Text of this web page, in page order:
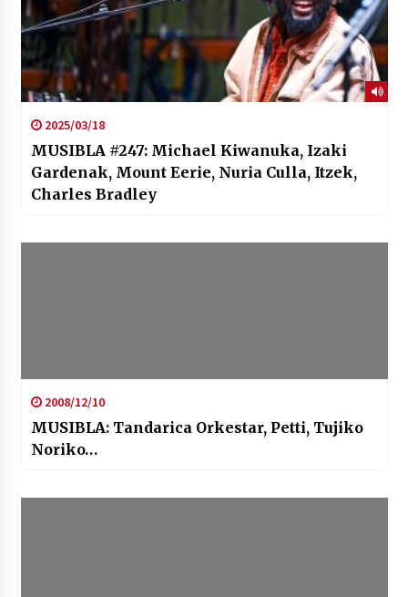
2025/03/18
MUSIBLA #247: Michael Kiwanuka, Izaki
Gardenak, Mount Eerie, Nuria Culla, Itzek,
Charles Bradley
2008/12/10
MUSIBLA: Tandarica Orkestar, Petti, Tujiko
Noriko…